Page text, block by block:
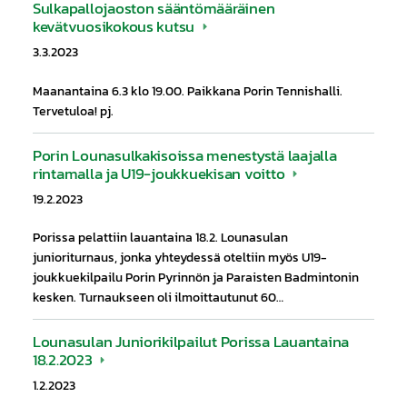
Sulkapallojaoston sääntömääräinen
kevätvuosikokous kutsu
3.3.2023
Maanantaina 6.3 klo 19.00. Paikkana Porin Tennishalli.
Tervetuloa! pj.
Porin Lounasulkakisoissa menestystä laajalla
rintamalla ja U19-joukkuekisan voitto
19.2.2023
Porissa pelattiin lauantaina 18.2. Lounasulan
junioriturnaus, jonka yhteydessä oteltiin myös U19-
joukkuekilpailu Porin Pyrinnön ja Paraisten Badmintonin
kesken. Turnaukseen oli ilmoittautunut 60…
Lounasulan Juniorikilpailut Porissa Lauantaina
18.2.2023
1.2.2023